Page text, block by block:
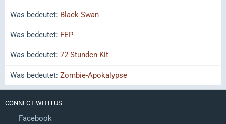
Was bedeutet: Black Swan
Was bedeutet: FEP
Was bedeutet: 72-Stunden-Kit
Was bedeutet: Zombie-Apokalypse
CONNECT WITH US
Facebook